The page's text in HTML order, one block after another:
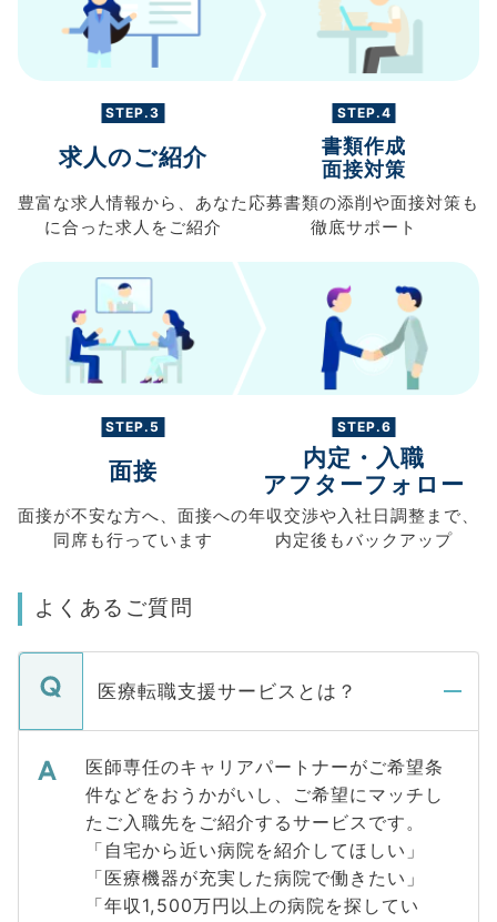
STEP.3
求人のご紹介
豊富な求人情報から、 あなた
に合った求人を ご紹介
STEP.4
書類作成
面接対策
応募書類の添削や面接対策も
徹底サポート
STEP.5
面接
面接が不安な方へ、 面接への
同席も行っています
STEP.6
内定・入職
アフターフォロー
年収交渉や入社日調整まで、
内定後もバックアップ
よくあるご質問
医療転職支援サービスとは？
医師専任のキャリアパートナーがご希望条
件などをおうかがいし、ご希望にマッチし
たご入職先をご紹介するサービスです。
「自宅から近い病院を紹介してほしい」
「医療機器が充実した病院で働きたい」
「年収1,500万円以上の病院を探してい